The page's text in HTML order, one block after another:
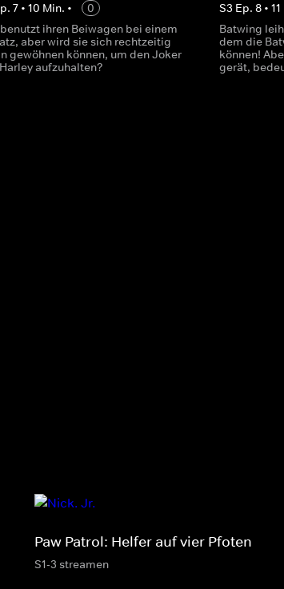
7• 10 Min. •
0
ihren Beiwagen bei einem
aber wird sie sich rechtzeitig
gewöhnen können, um den Joker
aufzuhalten?
S3 Ep. 8• 11
Batwing
dem die
können!
gerät,
Paw Patrol: Helfer auf vier Pfoten
S1-3 streamen